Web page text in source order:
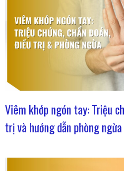
Viêm khớp ngón tay: Triệu
trị và hướng dẫn phòng ngừa